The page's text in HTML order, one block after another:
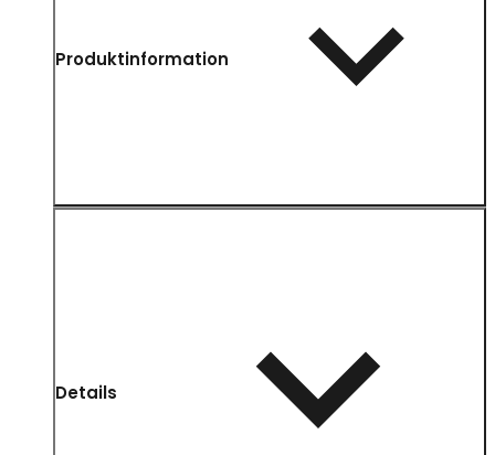
Produktinformation
Details